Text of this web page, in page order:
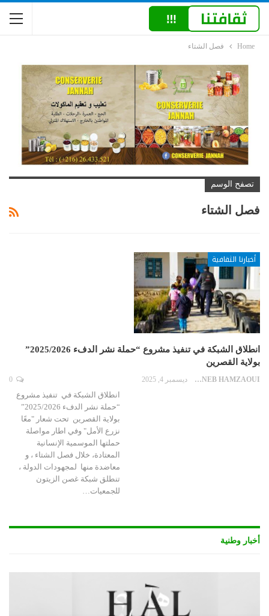
Home فصل الشتاء
تصفح الوسم
فصل الشتاء
أخبارنا الثقافية
انطلاق الشبكة في تنفيذ مشروع “حملة نشر الدفء 2025/2026”
بولاية القصرين
ZAYNEB HAMZAOUI ديسمبر 4, 2025
انطلاق الشبكة في تنفيذ مشروع
“حملة نشر الدفء 2025/2026”
بولاية القصرين تحت شعار "معًا
نزرع الأمل" وفي اطار مواصلة
حملتها الموسمية الإنسانية
المعتادة، خلال فصل الشتاء ، و
معاضدة منها لمجهودات الدولة ،
تنطلق شبكة غصن الزيتون
للجمعيات…
أخبار وطنية